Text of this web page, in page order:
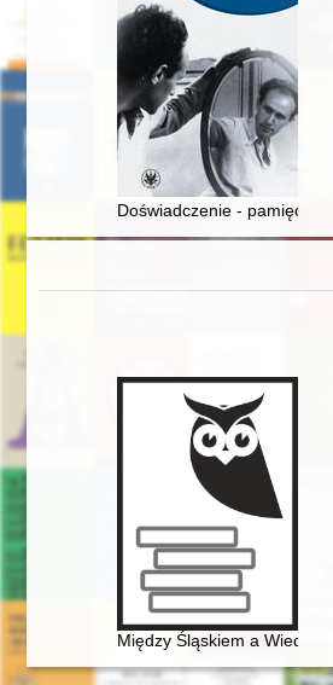
Doświadczenie - pamięć -
Między Śląskiem a